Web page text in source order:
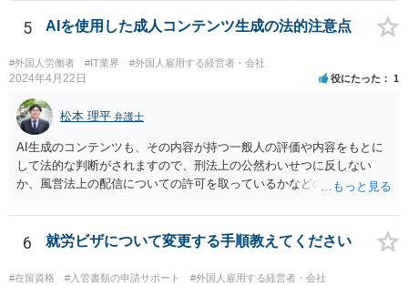
引に退学処分にした場合には、裁判等で退学処分の有効性を争うこと
が考えられます。
5 AIを使用した成人コンテンツ生成の法的注意点
#外国人労働者 #IT業界 #外国人雇用する経営者・会社
2024年4月22日 役にたった 1
松本 理平 弁護士
AI生成のコンテンツも、その内容が持つ一般人の評価や内容をもとに
して法的な判断がされますので、刑法上の公然わいせつに反しない
か、風営法上の配信についての許可を取っているかなどの検討が必要
うかの問題も生じます。
6 就労ビザについて変更する手順教えてください
#在留資格 #入管書類の申請サポート
#外国人雇用する経営者・会社